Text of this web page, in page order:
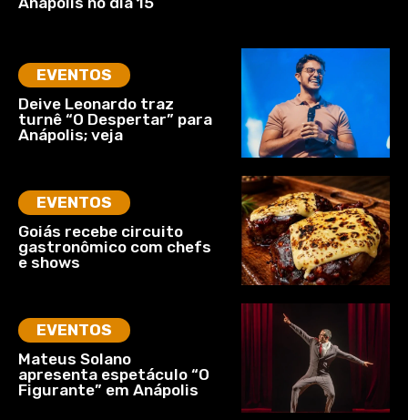
EVENTOS
Deive Leonardo traz
turnê “O Despertar” para
Anápolis; veja
EVENTOS
Goiás recebe circuito
gastronômico com chefs
e shows
EVENTOS
Mateus Solano
apresenta espetáculo “O
Figurante” em Anápolis